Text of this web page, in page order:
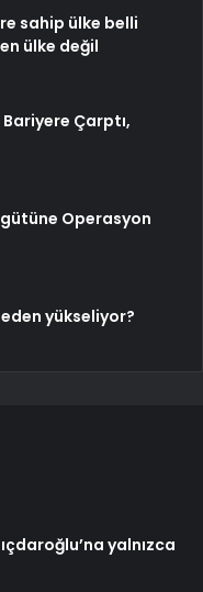
sahip ülke belli
ülke değil
Bariyere Çarptı,
Operasyon
yükseliyor?
yalnızca